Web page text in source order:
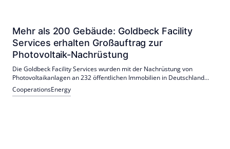
Mehr als 200 Gebäude: Goldbeck Facility
Services erhalten Großauftrag zur
Photovoltaik-Nachrüstung
Die Goldbeck Facility Services wurden mit der Nachrüstung von
Photovoltaikanlagen an 232 öffentlichen Immobilien in Deutschland
beauftragt. Der Auftrag umfasst auch Wartungsarbeiten über 15 Jahre.
CooperationsEnergy